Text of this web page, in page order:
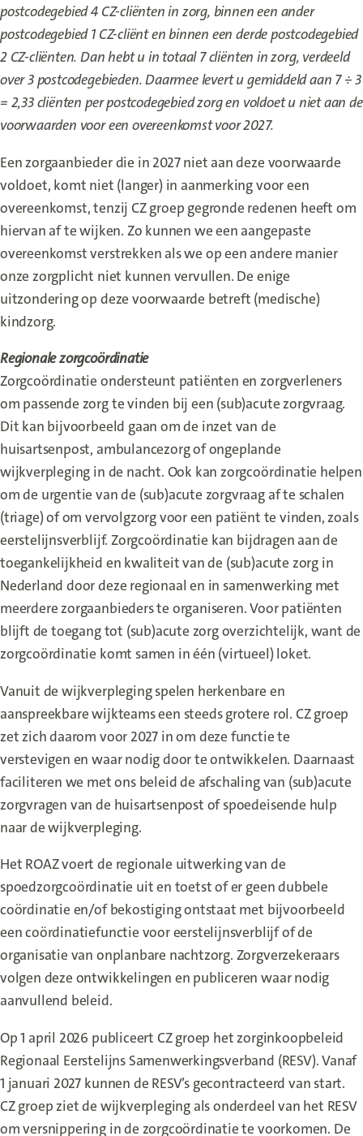
postcodegebied 4 CZ-cliënten in zorg, binnen een ander
postcodegebied 1 CZ-cliënt en binnen een derde postcodegebied
2 CZ-cliënten. Dan hebt u in totaal 7 cliënten in zorg, verdeeld
over 3 postcodegebieden. Daarmee levert u gemiddeld aan 7 ÷ 3
= 2,33 cliënten per postcodegebied zorg en voldoet u niet aan de
voorwaarden voor een overeenkomst voor 2027.
Een zorgaanbieder die in 2027 niet aan deze voorwaarde
voldoet, komt niet (langer) in aanmerking voor een
overeenkomst, tenzij CZ groep gegronde redenen heeft om
hiervan af te wijken. Zo kunnen we een aangepaste
overeenkomst verstrekken als we op een andere manier
onze zorgplicht niet kunnen vervullen. De enige
uitzondering op deze voorwaarde betreft (medische)
kindzorg.
Regionale zorgcoördinatie
Zorgcoördinatie ondersteunt patiënten en zorgverleners
om passende zorg te vinden bij een (sub)acute zorgvraag.
Dit kan bijvoorbeeld gaan om de inzet van de
huisartsenpost, ambulancezorg of ongeplande
wijkverpleging in de nacht. Ook kan zorgcoördinatie helpen
om de urgentie van de (sub)acute zorgvraag af te schalen
(triage) of om vervolgzorg voor een patiënt te vinden, zoals
eerstelijnsverblijf. Zorgcoördinatie kan bijdragen aan de
toegankelijkheid en kwaliteit van de (sub)acute zorg in
Nederland door deze regionaal en in samenwerking met
meerdere zorgaanbieders te organiseren. Voor patiënten
blijft de toegang tot (sub)acute zorg overzichtelijk, want de
zorgcoördinatie komt samen in één (virtueel) loket.
Vanuit de wijkverpleging spelen herkenbare en
aanspreekbare wijkteams een steeds grotere rol. CZ groep
zet zich daarom voor 2027 in om deze functie te
verstevigen en waar nodig door te ontwikkelen. Daarnaast
faciliteren we met ons beleid de afschaling van (sub)acute
zorgvragen van de huisartsenpost of spoedeisende hulp
naar de wijkverpleging.
Het ROAZ voert de regionale uitwerking van de
spoedzorgcoördinatie uit en toetst of er geen dubbele
coördinatie en/of bekostiging ontstaat met bijvoorbeeld
een coördinatiefunctie voor eerstelijnsverblijf of de
organisatie van onplanbare nachtzorg. Zorgverzekeraars
volgen deze ontwikkelingen en publiceren waar nodig
aanvullend beleid.
Op 1 april 2026 publiceert CZ groep het zorginkoopbeleid
Regionaal Eerstelijns Samenwerkingsverband (RESV). Vanaf
1 januari 2027 kunnen de RESV’s gecontracteerd van start.
CZ groep ziet de wijkverpleging als onderdeel van het RESV
om versnippering in de zorgcoördinatie te voorkomen. De